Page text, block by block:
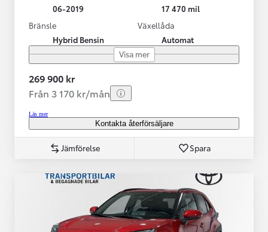
06-2019
17 470 mil
Bränsle
Hybrid Bensin
Växellåda
Automat
Visa mer
269 900 kr
Från 3 170 kr/mån
Läs mer
Kontakta återförsäljare
Jämförelse Spara